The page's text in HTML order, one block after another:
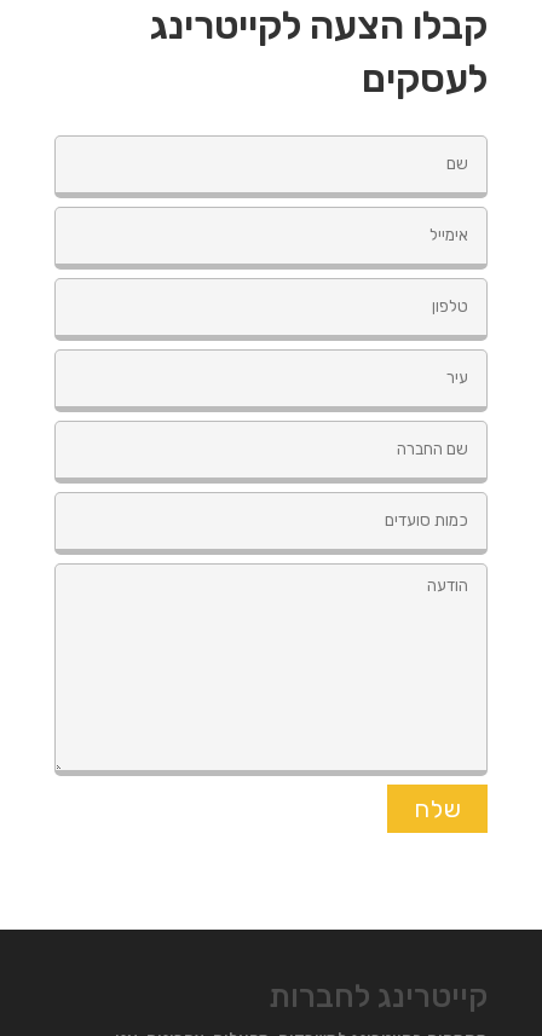
קבלו הצעה לקייטרינג
לעסקים
קייטרינג לחברות